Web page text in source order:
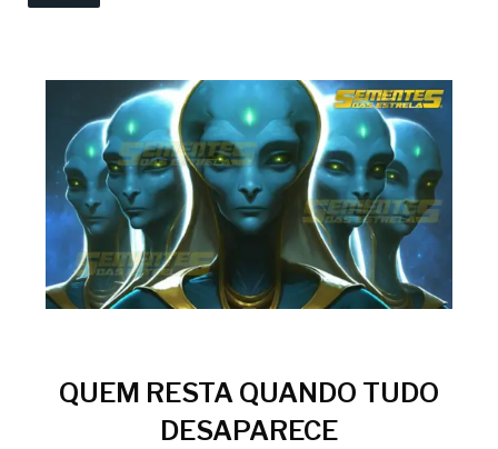
QUEM RESTA QUANDO TUDO
DESAPARECE